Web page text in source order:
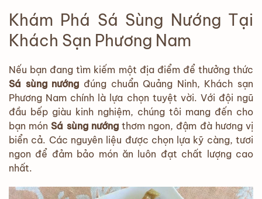
Khám Phá Sá Sùng Nướng Tại
Khách Sạn Phương Nam
Nếu bạn đang tìm kiếm một địa điểm để thưởng thức
Sá sùng nướng đúng chuẩn Quảng Ninh, Khách sạn
Phương Nam chính là lựa chọn tuyệt vời. Với đội ngũ
đầu bếp giàu kinh nghiệm, chúng tôi mang đến cho
bạn món Sá sùng nướngthơm ngon, đậm đà hương vị
biển cả. Các nguyên liệu được chọn lựa kỹ càng, tươi
ngon để đảm bảo món ăn luôn đạt chất lượng cao
nhất.